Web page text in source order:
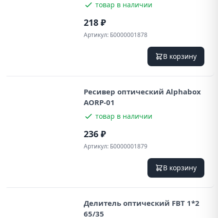
товар в наличии
218 ₽
Артикул: Б0000001878
В корзину
Ресивер оптический Alphabox
AORP-01
товар в наличии
236 ₽
Артикул: Б0000001879
В корзину
Делитель оптический FBT 1*2
65/35